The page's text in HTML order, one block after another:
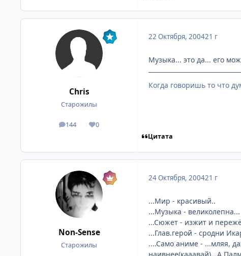
Chris
Старожилы
144
посты 0
Репутация
22 Октября, 200421 г
Музыка... это да... его
Когда говоришь то что
Цитата
Non-Sense
Старожилы
24 Октября, 200421 г
...Мир - красивый..
...Музыка - великолепна...
...Сюжет - изжит и
...Глав.герой - сродни
....Само аниме - ...мляя,